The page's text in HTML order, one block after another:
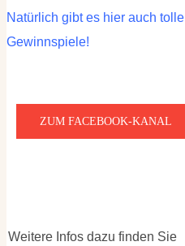
Natürlich gibt es hier auch tolle
Gewinnspiele!
ZUM FACEBOOK-KANAL
Weitere Infos dazu finden Sie